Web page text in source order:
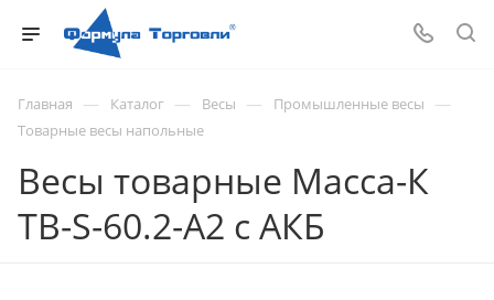
Главная — Каталог — Весы — Промышленные весы —
Товарные весы напольные
Весы товарные Масса-К
ТВ-S-60.2-A2 с АКБ